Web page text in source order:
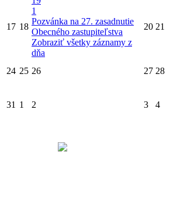
17 18
1
Pozvánka na 27. zasadnutie
Obecného zastupiteľstva
Zobraziť všetky záznamy z
dňa
20 21
24 25 26 27 28
31 1 2 3 4